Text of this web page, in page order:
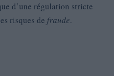
d’une régulation stricte
risques de fraude.